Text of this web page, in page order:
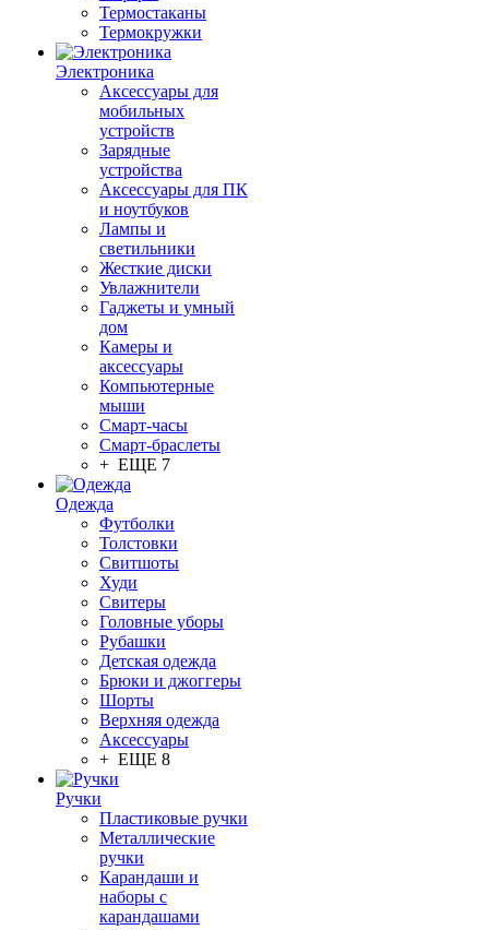
Термостаканы
Термокружки
Электроника
Аксессуары для
мобильных
устройств
Зарядные
устройства
Аксессуары для ПК
и ноутбуков
Лампы и
светильники
Жесткие диски
Увлажнители
Гаджеты и умный
дом
Камеры и
аксессуары
Компьютерные
мыши
Смарт-часы
Смарт-браслеты
+ ЕЩЕ 7
Одежда
Футболки
Толстовки
Свитшоты
Худи
Свитеры
Головные уборы
Рубашки
Детская одежда
Брюки и джоггеры
Шорты
Верхняя одежда
Аксессуары
+ ЕЩЕ 8
Ручки
Пластиковые ручки
Металлические
ручки
Карандаши и
наборы с
карандашами